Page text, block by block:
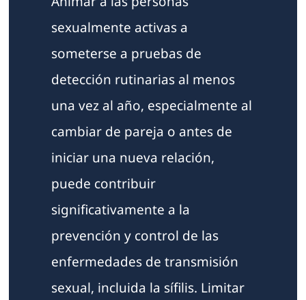
sexualmente activas a
someterse a pruebas de
detección rutinarias al menos
una vez al año, especialmente al
cambiar de pareja o antes de
iniciar una nueva relación,
puede contribuir
significativamente a la
prevención y control de las
enfermedades de transmisión
sexual, incluida la sífilis. Limitar